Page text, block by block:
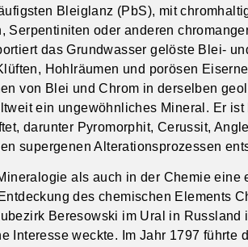
Bleiglanz (PbS), mit
Serpentiniten oder anderen
das Grundwasser gelöste Blei-
Hohlräumen und porösen
von Blei und Chrom in derselben
ein ungewöhnliches Mineral. Er
darunter Pyromorphit, Cerussit,
supergenen Alterationsprozessen
als auch in der Chemie
des chemischen Elements
Beresowski im Ural in
Interesse weckte. Im Jahr 1797 führte